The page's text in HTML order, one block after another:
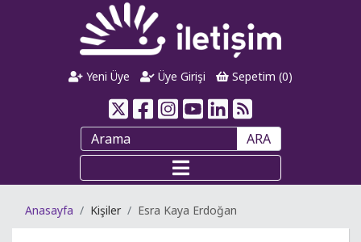
Yeni Üye Üye Girişi Sepetim (0)
ARA
Anasayfa Kişiler Esra Kaya Erdoğan